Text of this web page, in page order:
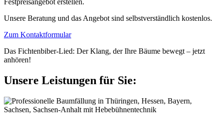
Festpreisangebot erstellen.
Unsere Beratung und das Angebot sind selbstverständlich kostenlos.
Zum Kontaktformular
Das Fichtenbiber-Lied: Der Klang, der Ihre Bäume bewegt – jetzt
anhören!
Unsere Leistungen für Sie: